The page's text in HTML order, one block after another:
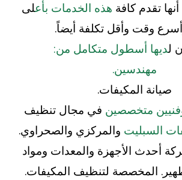
تقدم كافة هذه الخدمات بأعلى
وقت وأقل تكلفة أيضاً.
لديها أسطول متكامل من:
مهندسين.
صيانة المكيفات.
متخصصين في مجال تنظيف
السبليت والمركزي والصحراوي.
أحدث الأجهزة والمعدات ومواد
المخصصة لتنظيف المكيفات.